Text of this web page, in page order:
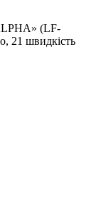
(LF-
21 швидкість